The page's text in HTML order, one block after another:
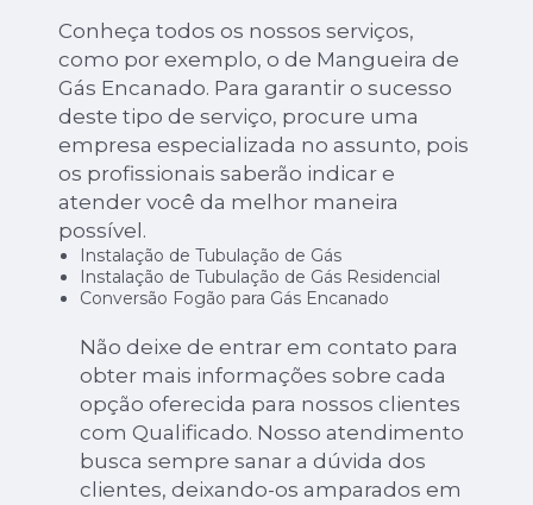
Conheça todos os nossos serviços,
como por exemplo, o de Mangueira de
Gás Encanado. Para garantir o sucesso
deste tipo de serviço, procure uma
empresa especializada no assunto, pois
os profissionais saberão indicar e
atender você da melhor maneira
possível.
Instalação de Tubulação de Gás
Instalação de Tubulação de Gás Residencial
Conversão Fogão para Gás Encanado
Não deixe de entrar em contato para
obter mais informações sobre cada
opção oferecida para nossos clientes
com Qualificado. Nosso atendimento
busca sempre sanar a dúvida dos
clientes, deixando-os amparados em